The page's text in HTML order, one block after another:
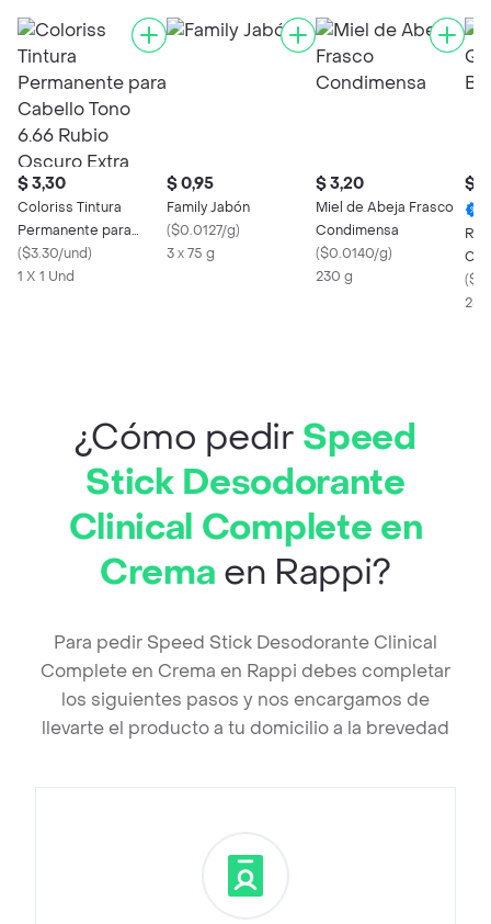
$ 3,30
Coloriss Tintura
Permanente para
Cabello Tono 6.66
Rubio Oscuro Extra
($3.30/und)
1 X 1 Und
$ 0,95
Family Jabón
($0.0127/g)
3 x 75 g
$ 3,20
Miel de Abeja Frasco
Condimensa
($0.0140/g)
230 g
$
(
¿Cómo pedir Speed
Stick Desodorante
Clinical Complete en
Crema en Rappi?
Para pedir Speed Stick Desodorante Clinical
Complete en Crema en Rappi debes completar
los siguientes pasos y nos encargamos de
llevarte el producto a tu domicilio a la brevedad